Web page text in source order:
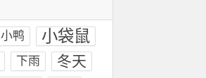
小鸭 小袋鼠
下雨 冬天